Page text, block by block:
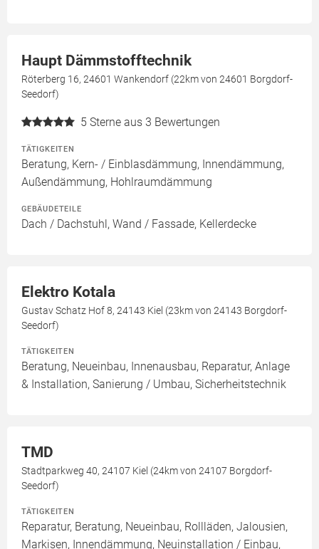
Haupt Dämmstofftechnik
Röterberg 16, 24601 Wankendorf (22km von 24601 Borgdorf-
Seedorf)
5 Sterne aus 3 Bewertungen
TÄTIGKEITEN
Beratung, Kern- / Einblasdämmung, Innendämmung,
Außendämmung, Hohlraumdämmung
GEBÄUDETEILE
Dach / Dachstuhl, Wand / Fassade, Kellerdecke
Elektro Kotala
Gustav Schatz Hof 8, 24143 Kiel (23km von 24143 Borgdorf-
Seedorf)
TÄTIGKEITEN
Beratung, Neueinbau, Innenausbau, Reparatur, Anlage
& Installation, Sanierung / Umbau, Sicherheitstechnik
TMD
Stadtparkweg 40, 24107 Kiel (24km von 24107 Borgdorf-
Seedorf)
TÄTIGKEITEN
Reparatur, Beratung, Neueinbau, Rollläden, Jalousien,
Markisen, Innendämmung, Neuinstallation / Einbau,